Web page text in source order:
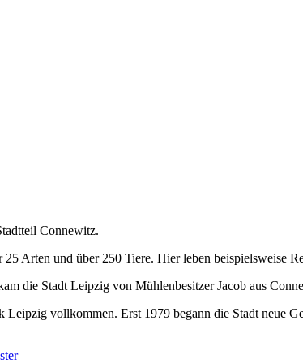
Connewitz.
Arten und über 250 Tiere. Hier leben beispielsweise
die Stadt Leipzig von Mühlenbesitzer Jacob aus
vollkommen. Erst 1979 begann die Stadt neue